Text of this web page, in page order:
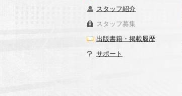
スタッフ紹介
スタッフ募集
出版書籍・掲載履歴
サポート